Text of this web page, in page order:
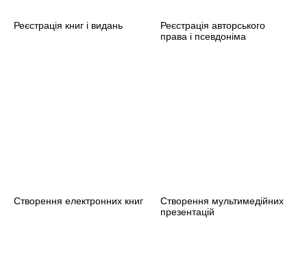
Реєстрація книг і видань
Реєстрація авторського
права і псевдоніма
Створення електронних книг
Створення мультимедійних
презентацій